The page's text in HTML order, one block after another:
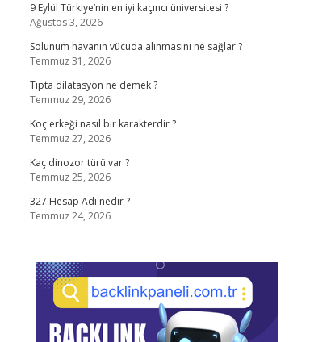
9 Eylül Türkiye’nin en iyi kaçıncı üniversitesi ?
Ağustos 3, 2026
Solunum havanın vücuda alınmasını ne sağlar ?
Temmuz 31, 2026
Tıpta dilatasyon ne demek ?
Temmuz 29, 2026
Koç erkeği nasıl bir karakterdir ?
Temmuz 27, 2026
Kaç dinozor türü var ?
Temmuz 25, 2026
327 Hesap Adı nedir ?
Temmuz 24, 2026